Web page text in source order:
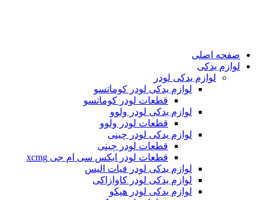
اصلی
یدکی
لوازم یدکی لودر
لوازم یدکی لودر کوماتسو
قطعات لودر کوماتسو
لوازم یدکی لودر ولوو
قطعات لودر ولوو
لوازم یدکی لودر چینی
قطعات لودر چینی
قطعات لودر ایکس سی ام جی xcmg
لوازم یدکی لودر فیات الیس
لوازم یدکی لودر کاوازاکی
لوازم یدکی لودر هپکو